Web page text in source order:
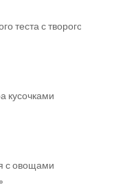
теста с творогом
кусочками
с овощами